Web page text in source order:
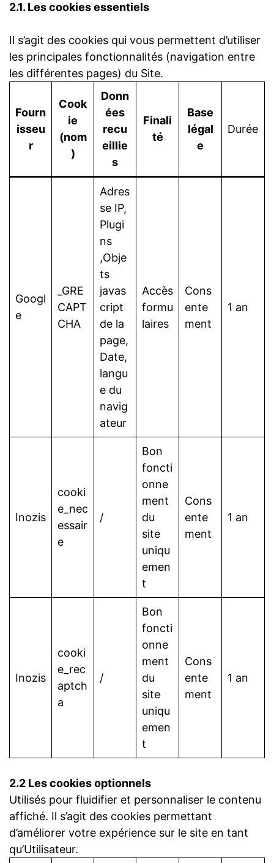
2.1. Les cookies essentiels
Il s’agit des cookies qui vous permettent d’utiliser
les principales fonctionnalités (navigation entre
les différentes pages) du Site.
Fourn
isseu
r
Cook
ie
(nom
)
Donn
ées
recu
eillie
s
Finali
té
Base
légal
e
Durée
Googl
e
_GRE
CAPT
CHA
Adres
se IP,
Plugi
ns
,Obje
ts
javas
cript
de la
page,
Date,
langu
e du
navig
ateur
Accès
formu
laires
Cons
ente
ment
1 an
Inozis
cooki
e_nec
essair
e
/
Bon
foncti
onne
ment
du
site
uniqu
emen
t
Cons
ente
ment
1 an
Inozis
cooki
e_rec
aptch
a
/
Bon
foncti
onne
ment
du
site
uniqu
emen
t
Cons
ente
ment
1 an
2.2 Les cookies optionnels
Utilisés pour fluidifier et personnaliser le contenu
affiché. Il s’agit des cookies permettant
d’améliorer votre expérience sur le site en tant
qu’Utilisateur.